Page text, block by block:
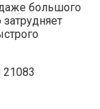
большого
21083